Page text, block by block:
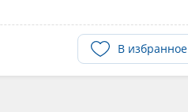
В избранное